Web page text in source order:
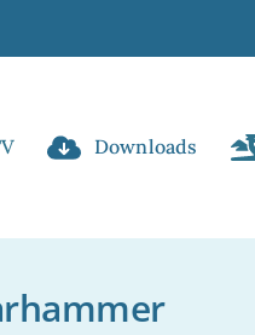
Downloads